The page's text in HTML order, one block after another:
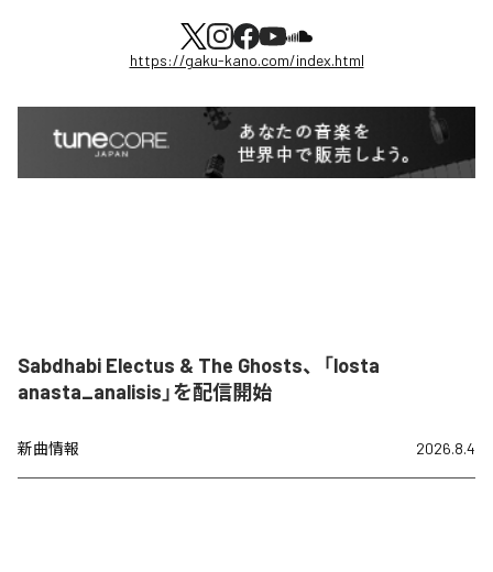
https://gaku-kano.com/index.html
Sabdhabi Electus & The Ghosts、「losta
anasta_analisis」を配信開始
新曲情報 2026.8.4